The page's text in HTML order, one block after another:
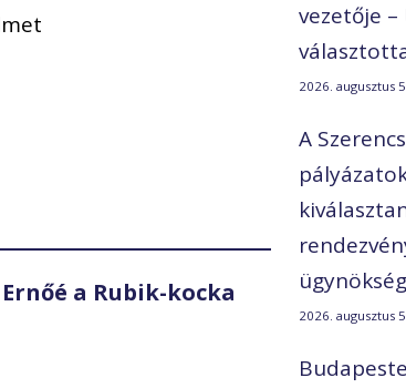
a Rubik-kocka
vezetője
2026. augusztus
A
2026. augusztus